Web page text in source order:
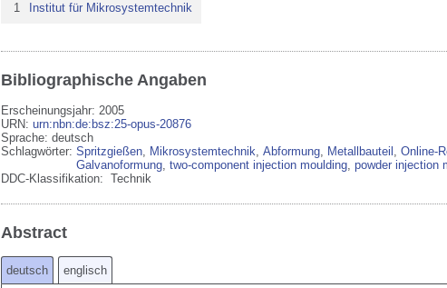
1 Institut für Mikrosystemtechnik
Bibliographische Angaben
Erscheinungsjahr: 2005
URN: urn:nbn:de:bsz:25-opus-20876
Sprache: deutsch
Schlagwörter: Spritzgießen, Mikrosystemtechnik, Abformung, Metallbauteil , Online-
Galvanoformung, two-component injection moulding, powder injection
DDC-Klassifikation: Technik
Abstract
deutsch
englisch